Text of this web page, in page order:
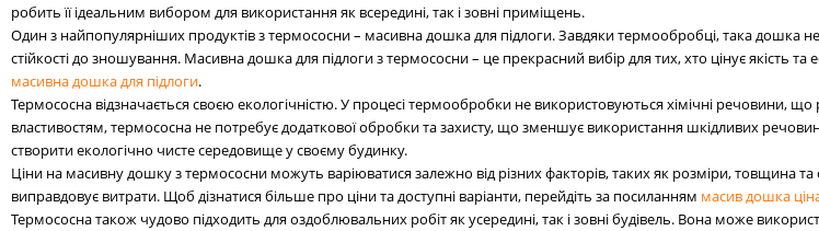
робить її ідеальним вибором для використання як всередині, так і зовні приміщень.
Один з найпопулярніших продуктів з термососни – масивна дошка для підлоги. Завдяки термообробці, така дошка не
стійкості до зношування. Масивна дошка для підлоги з термососни – це прекрасний вибір для тих, хто цінує якість
масивна дошка для підлоги.
Термососна відзначається своєю екологічністю. У процесі термообробки не використовуються хімічні речовини,
властивостям, термососна не потребує додаткової обробки та захисту, що зменшує використання шкідливих
створити екологічно чисте середовище у своєму будинку.
Ціни на масивну дошку з термососни можуть варіюватися залежно від різних факторів, таких як розміри, товщина
виправдовує витрати. Щоб дізнатися більше про ціни та доступні варіанти, перейдіть за посиланням масив дошка
Термососна також чудово підходить для оздоблювальних робіт як усередині, так і зовні будівель. Вона може